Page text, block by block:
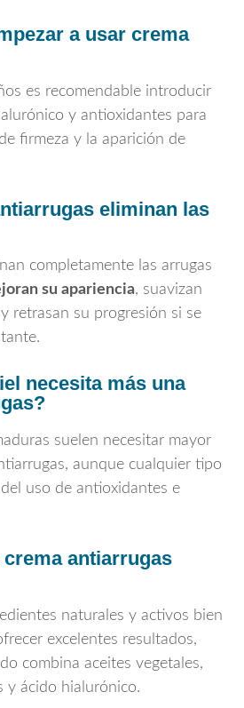
a usar crema
es recomendable introducir
y antioxidantes para
firmeza y la aparición de
eliminan las
completamente las arrugas
su apariencia, suavizan
retrasan su progresión si se
necesita más una
suelen necesitar mayor
aunque cualquier tipo
uso de antioxidantes e
antiarrugas
naturales y activos bien
excelentes resultados,
combina aceites vegetales,
y ácido hialurónico.